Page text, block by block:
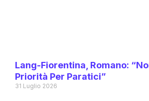
Lang-Fiorentina, Romano:
Priorità Per Paratici”
31 Luglio 2026